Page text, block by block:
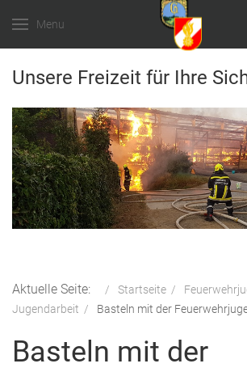
Menu
Unsere Freizeit für Ihre
Aktuelle Seite: Startseite
Jugendarbeit
Basteln mit der
Basteln mit der